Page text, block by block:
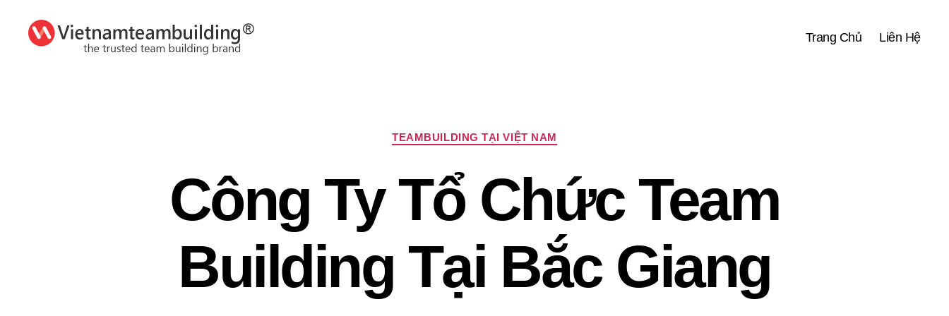
Trang Chủ Liên Hệ
Chuyên
mục
TEAMBUILDING TẠI VIỆT NAM
Công Ty Tổ Chức Team
Building Tại Bắc Giang